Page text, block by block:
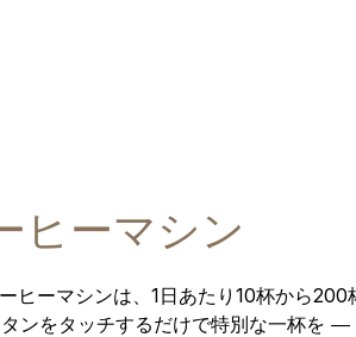
ヒーマシン
ヒーマシンは、1日あたり10杯から
ンをタッチするだけで特別な一杯を